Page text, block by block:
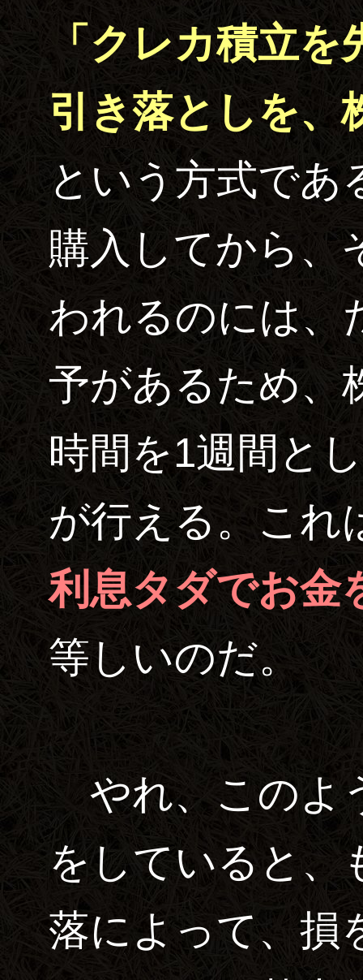
「クレカ積立
引き落としを、
という方式であ
購入してから、
われるのには、
予があるため、
時間を1週間と
が行える。これ
利息タダでお金
等しいのだ。
やれ、このよ
をしていると、
落によって、損